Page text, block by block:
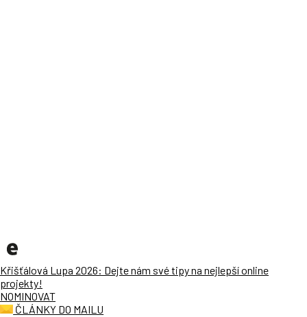
Křišťálová Lupa 2026: Dejte nám své tipy na nejlepší online
projekty!
NOMINOVAT
ČLÁNKY DO MAILU